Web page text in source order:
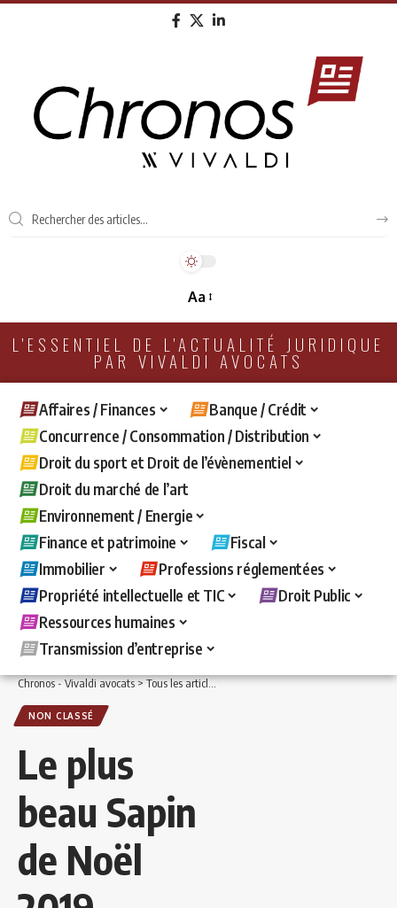
Aa
L'ESSENTIEL DE L'ACTUALITÉ JURIDIQUE
PAR VIVALDI AVOCATS
Affaires / Finances
Banque / Crédit
Concurrence / Consommation / Distribution
Droit du sport et Droit de l’évènementiel
Droit du marché de l’art
Environnement / Energie
Finance et patrimoine
Fiscal
Immobilier
Professions réglementées
Propriété intellectuelle et TIC
Droit Public
Ressources humaines
Transmission d’entreprise
Chronos - Vivaldi avocats>Tous les articles >Non classé>Le plus beau Sapin de
NON CLASSÉ
Le plus
beau Sapin
de Noël